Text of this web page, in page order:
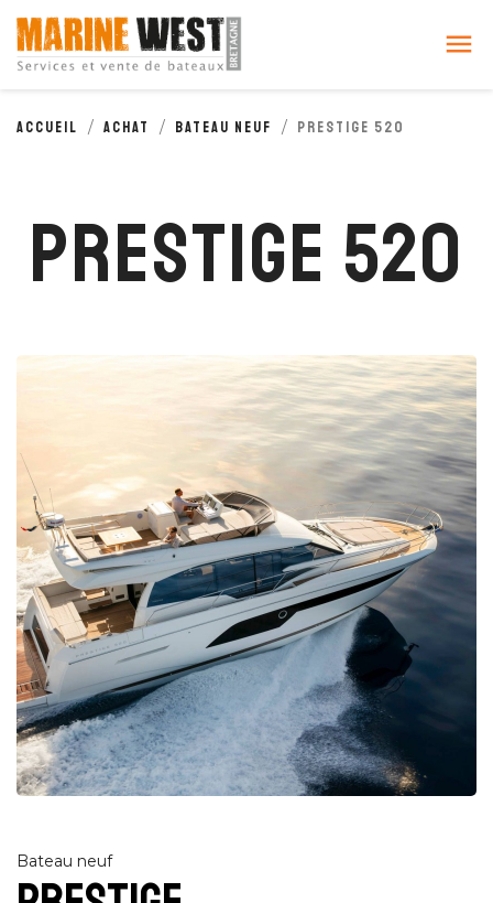

Accueil Achat Bateau neuf PRESTIGE 520
PRESTIGE 520
Bateau neuf